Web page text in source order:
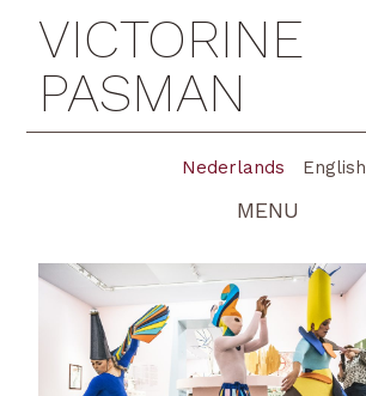
VICTORINE
PASMAN
Nederlands English
MENU